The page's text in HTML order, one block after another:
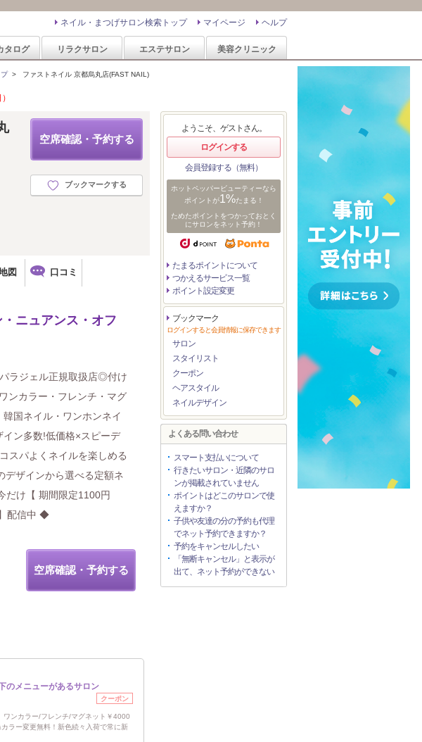
ヘルプ
マイページ
ネイル・まつげサロン検索トップ
タログ リラクサロン エステサロン 美容クリニック
> ファストネイル 京都烏丸店(FAST NAIL)
空席確認・予約する
ブックマークする
図 口コミ
ニュアンス・オフ
パラジェル正規取扱店◎付け
ンカラー・フレンチ・マグ
韓国ネイル・ワンホンネイ
イン多数!低価格×スピーデ
スパよくネイルを楽しめる
デザインから選べる定額ネ
だけ【 期間限定1100円
配信中 ◆
空席確認・予約する
のメニューがあるサロン
クーポン
ワンカラー/フレンチ/マグネット￥4000
ラー変更無料！新色続々入荷で常に新
ようこそ、ゲストさん。
ログインする
会員登録する（無料）
ホットペッパービューティーなら
ポイントが1%たまる！
ためたポイントをつかっておとく
にサロンをネット予約！
たまるポイントについて
つかえるサービス一覧
ポイント設定変更
ブックマーク
ログインすると会員情報に保存できます
サロン
スタイリスト
クーポン
ヘアスタイル
ネイルデザイン
よくある問い合わせ
スマート支払いについて
行きたいサロン・近隣のサロ
ンが掲載されていません
ポイントはどこのサロンで使
えますか？
子供や友達の分の予約も代理
でネット予約できますか？
予約をキャンセルしたい
「無断キャンセル」と表示が
出て、ネット予約ができない